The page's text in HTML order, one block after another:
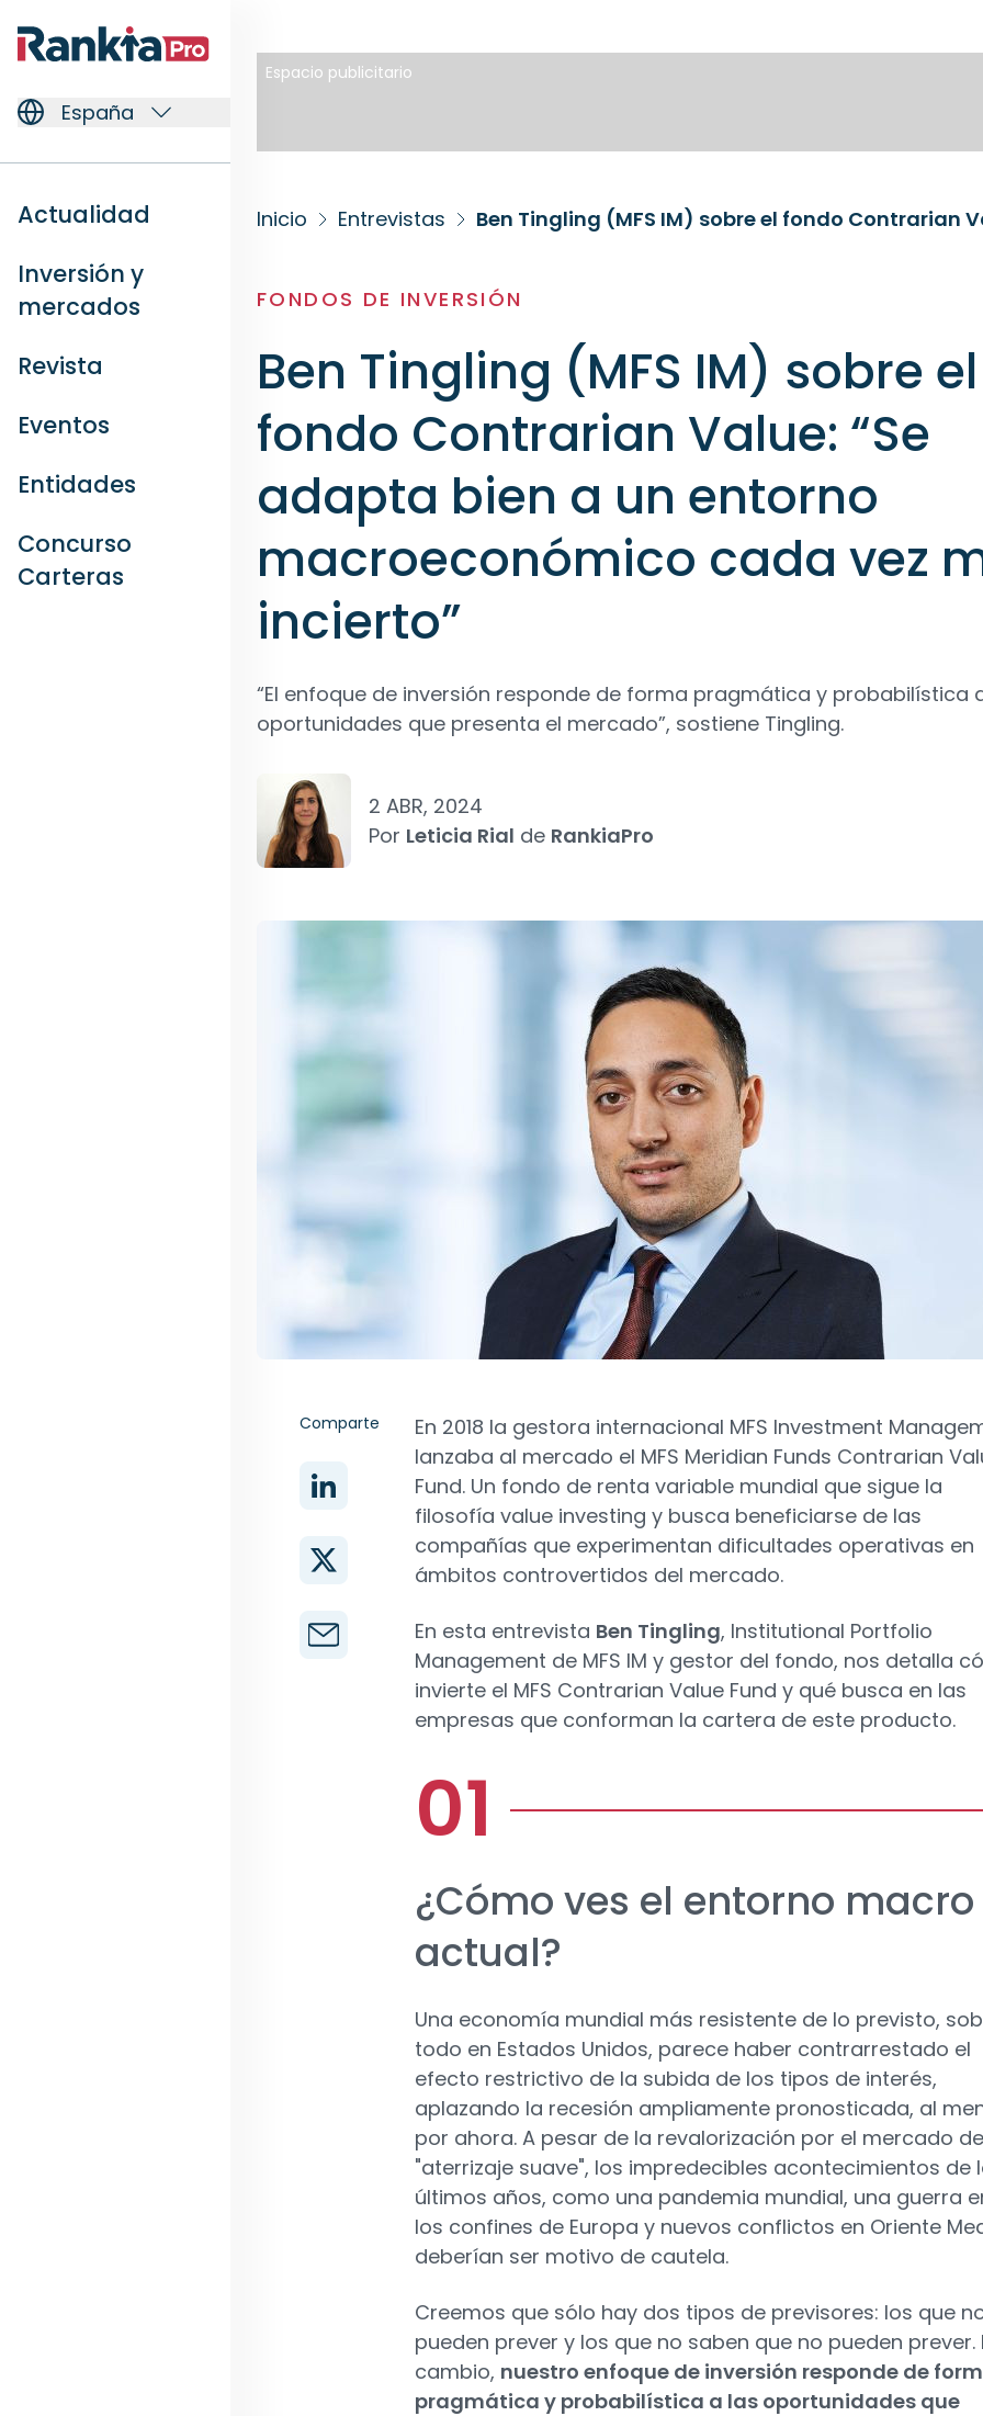
España
Actualidad
Inversión y
mercados
Revista
Eventos
Entidades
Concurso
Carteras
Espacio publicitario
Inicio Entrevistas
FONDOS DE INVERSIÓN
Ben Tingling (MFS IM) sobre el
fondo Contrarian Value: “Se
adapta bien a un entorno
macroeconómico cada vez
incierto”
“El enfoque de inversión responde de forma pragmática y probabilística
oportunidades que presenta el mercado”, sostiene Tingling.
2 ABR, 2024
Por Leticia Rial de RankiaPro
Comparte
En 2018 la gestora internacional MFS Investment
lanzaba al mercado el MFS Meridian Funds Contrarian
Fund. Un fondo de renta variable mundial que sigue la
filosofía value investing y busca beneficiarse de las
compañías que experimentan dificultades operativas en
ámbitos controvertidos del mercado.
En esta entrevista Ben Tingling, Institutional Portfolio
Management de MFS IM y gestor del fondo, nos detalla
invierte el MFS Contrarian Value Fund y qué busca en las
empresas que conforman la cartera de este producto.
¿Cómo ves el entorno macro
actual?
Una economía mundial más resistente de lo previsto,
todo en Estados Unidos, parece haber contrarrestado el
efecto restrictivo de la subida de los tipos de interés,
aplazando la recesión ampliamente pronosticada, al
por ahora. A pesar de la revalorización por el mercado
"aterrizaje suave", los impredecibles acontecimientos de
últimos años, como una pandemia mundial, una guerra
los confines de Europa y nuevos conflictos en Oriente
deberían ser motivo de cautela.
Creemos que sólo hay dos tipos de previsores: los que
pueden prever y los que no saben que no pueden prever.
cambio, nuestro enfoque de inversión responde de
pragmática y probabilística a las oportunidades que